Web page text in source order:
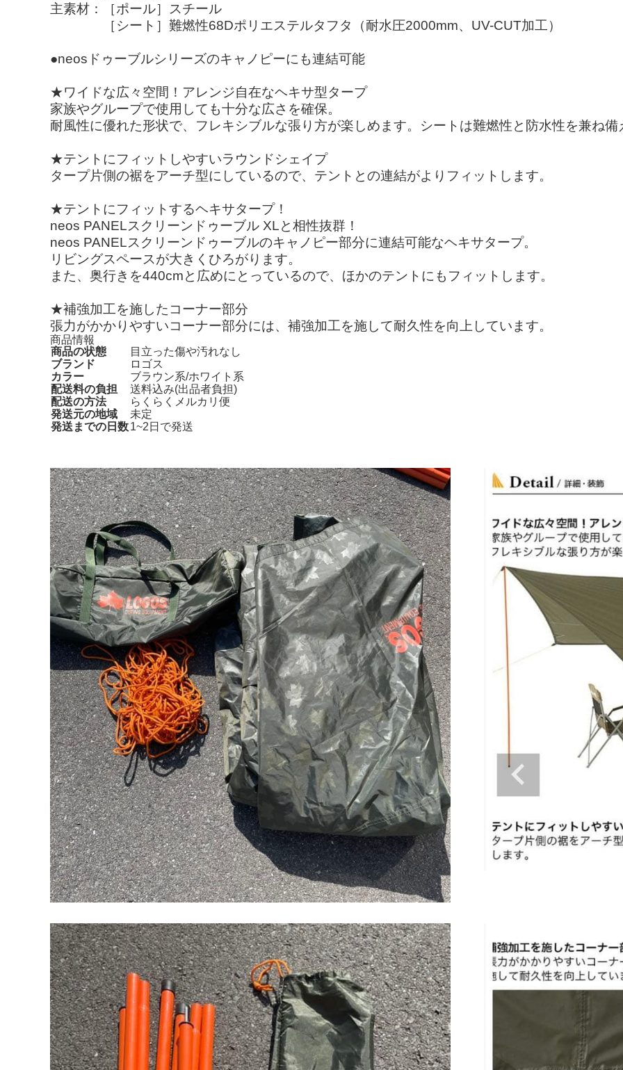
主素材：［ポール］スチール
［シート］難燃性68Dポリエステルタフタ（耐水圧2000mm、UV-CUT加工）
●neosドゥーブルシリーズのキャノピーにも連結可能
★ワイドな広々空間！アレンジ自在なヘキサ型タープ
家族やグループで使用しても十分な広さを確保。
耐風性に優れた形状で、フレキシブルな張り方が楽しめます。シートは難燃性と防水性を兼ね備
★テントにフィットしやすいラウンドシェイプ
タープ片側の裾をアーチ型にしているので、テントとの連結がよりフィットします。
★テントにフィットするヘキサタープ！
neos PANELスクリーンドゥーブル XLと相性抜群！
neos PANELスクリーンドゥーブルのキャノピー部分に連結可能なヘキサタープ。
リビングスペースが大きくひろがります。
また、奥行きを440cmと広めにとっているので、ほかのテントにもフィットします。
★補強加工を施したコーナー部分
張力がかかりやすいコーナー部分には、補強加工を施して耐久性を向上しています。
商品情報
商品の状態
目立った傷や汚れなし
ブランド
ロゴス
カラー
ブラウン系/ホワイト系
配送料の負担
送料込み(出品者負担)
配送の方法
らくらくメルカリ便
発送元の地域
未定
発送までの日数1~2日で発送